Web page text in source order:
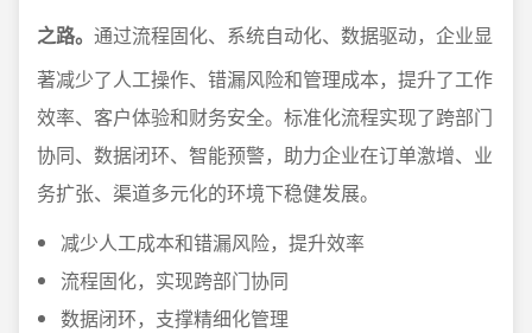
之路。 通过流程固化、系统自动化、数据驱动，企业显
著减少了人工操作、错漏风险和管理成本，提升了工作
效率、客户体验和财务安全。标准化流程实现了跨部门
协同、数据闭环、智能预警，助力企业在订单激增、业
务扩张、渠道多元化的环境下稳健发展。
减少人工成本和错漏风险，提升效率
流程固化，实现跨部门协同
数据闭环，支撑精细化管理